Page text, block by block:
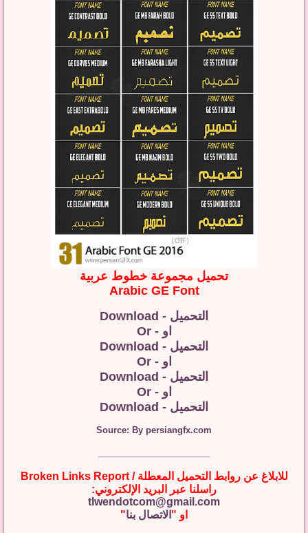
تحميل مجموعة خطوط عربية
Arabic GE Font
التحميل - Download
او - Or
التحميل - Download
او - Or
التحميل - Download
او - Or
التحميل - Download
Source: By persiangfx.com
للابلاغ عن روابط التحميل المعطلة / Broken Links Report
راسلنا عبر البريد الإلكتروني:
tlwendotcom@gmail.com
او " الاتصال بنا"